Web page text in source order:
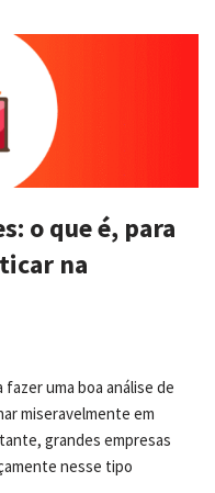
o que é, para
na
uma boa análise de
miseravelmente em
grandes empresas
nesse tipo